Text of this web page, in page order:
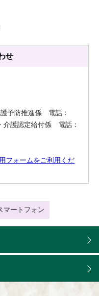
せ
予防推進係 電話：
護認定給付係 電話：
フォームをご利用くだ
マートフォン